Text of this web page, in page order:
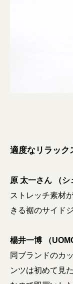
適度なリラック
原 太一さん （シ
ストレッチ素材
きる裾のサイド
楊井一博 （
同ブランドのカ
ンツは初めて見